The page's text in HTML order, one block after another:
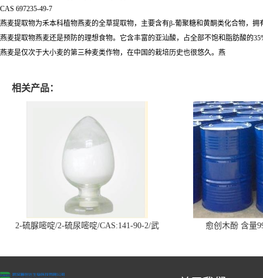
CAS 697235-49-7
燕麦提取物为禾本科植物燕麦的全草提取物，主要含有β-葡聚糖和黄酮类化合物，
燕麦提取物燕麦还是预防的理想食物。它含丰富的亚汕酸，占全部不饱和脂肪酸的
燕麦是仅次于大小麦的第三种麦类作物，在中国的栽培历史也很悠久。燕
相关产品：
2-硫脲嘧啶/2-硫尿嘧啶/CAS:141-90-2/武
愈创木酚 含量